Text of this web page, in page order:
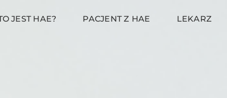
JEST HAE? PACJENT Z HAE LEKARZ